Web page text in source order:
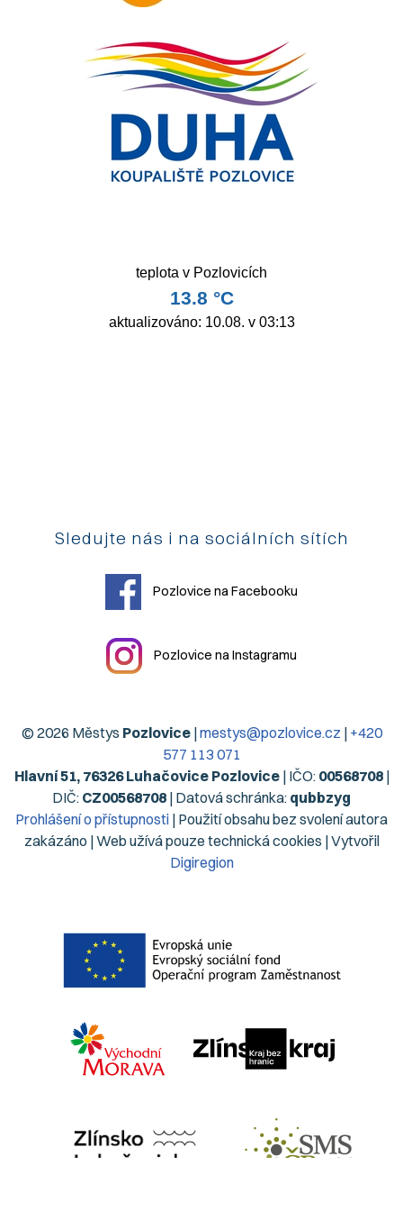
Sledujte nás i na sociálních sítích
Pozlovice na Facebooku
Pozlovice na Instagramu
© 2026 Městys Pozlovice|mestys@pozlovice.cz | +420
577 113 071
Hlavní 51, 76326 Luhačovice Pozlovice| IČO: 00568708|
DIČ: CZ00568708 | Datová schránka: qubbzyg
Prohlášení o přístupnosti | Použití obsahu bez svolení autora
zakázáno | Web užívá pouze technická cookies | Vytvořil
Digiregion